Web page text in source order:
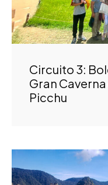
Circuito 3:
Gran
Picchu